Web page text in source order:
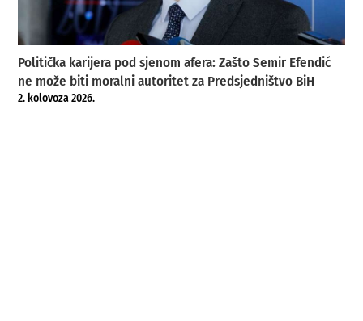
Politička karijera pod sjenom afera: Zašto Semir Efendić
ne može biti moralni autoritet za Predsjedništvo BiH
2. kolovoza 2026.